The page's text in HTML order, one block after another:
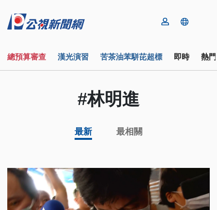
總預算審查 漢光演習 苦茶油苯駢芘超標 即時 熱
#林明進
最新 最相關